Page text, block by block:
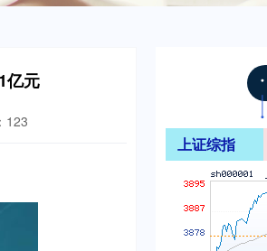
亿元
123
上证综指